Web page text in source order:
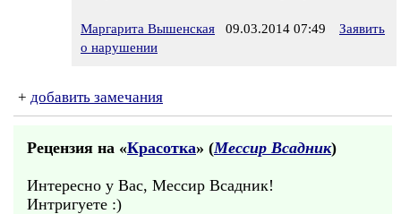
Маргарита Вышенская 09.03.2014 07:49
Заявить
о нарушении
+ добавить замечания
Рецензия на «Красотка» (Мессир Всадник)
Интересно у Вас, Мессир Всадник!
Интригуете :)